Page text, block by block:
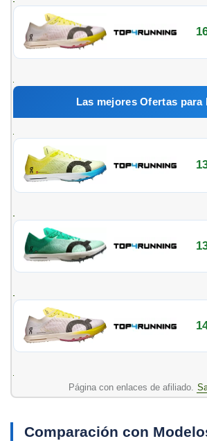
Las mejores Ofertas para
Página con enlaces de afiliado.
Comparación con